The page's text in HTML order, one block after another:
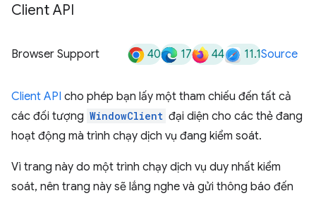
Client API
Browser Support 40 17 44 11.1Source
Client API cho phép bạn lấy một tham chiếu đến tất cả
các đối tượng WindowClient đại diện cho các thẻ đang
hoạt động mà trình chạy dịch vụ đang kiểm soát.
Vì trang này do một trình chạy dịch vụ duy nhất kiểm
soát, nên trang này sẽ lắng nghe và gửi thông báo đến